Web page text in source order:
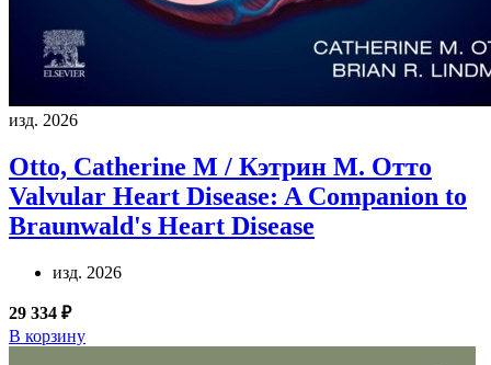
изд. 2026
Otto, Catherine M / Кэтрин М. Отто
Valvular Heart Disease: A Companion to
Braunwald's Heart Disease
изд. 2026
29 334 ₽
В корзину